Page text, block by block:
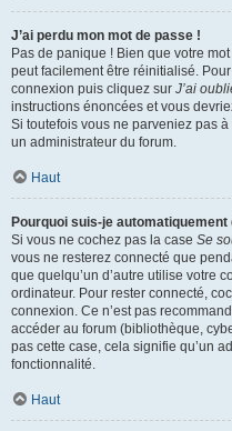
J’ai perdu mon mot de passe !
Pas de panique ! Bien que votre
peut facilement être réinitialisé.
connexion puis cliquez sur J’ai
instructions énoncées et vous
Si toutefois vous ne parveniez pas
un administrateur du forum.
Haut
Pourquoi suis-je automatiquement
Si vous ne cochez pas la case Se
vous ne resterez connecté que
que quelqu’un d’autre utilise votre
ordinateur. Pour rester connecté,
connexion. Ce n’est pas
accéder au forum (bibliothèque,
pas cette case, cela signifie qu’un
fonctionnalité.
Haut